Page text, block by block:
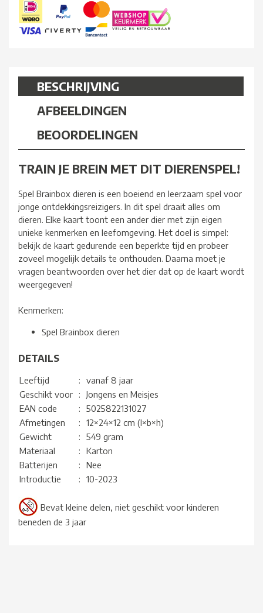
BESCHRIJVING
AFBEELDINGEN
BEOORDELINGEN
TRAIN JE BREIN MET DIT DIERENSPEL!
Spel Brainbox dieren is een boeiend en leerzaam spel voor
jonge ontdekkingsreizigers. In dit spel draait alles om
dieren. Elke kaart toont een ander dier met zijn eigen
unieke kenmerken en leefomgeving. Het doel is simpel:
bekijk de kaart gedurende een beperkte tijd en probeer
zoveel mogelijk details te onthouden. Daarna moet je
vragen beantwoorden over het dier dat op de kaart wordt
weergegeven!
Kenmerken:
Spel Brainbox dieren
DETAILS
Leeftijd :
vanaf 8 jaar
Geschikt voor
:
Jongens en Meisjes
EAN code
:
5025822131027
Afmetingen
:
12×24×12 cm (l×b×h)
Gewicht
:
549 gram
Materiaal
:
Karton
Batterijen
:
Nee
Introductie
: 10-2023
Bevat kleine delen, niet geschikt voor kinderen
beneden de 3 jaar